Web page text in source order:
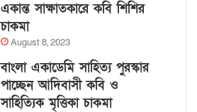
একান্ত সাক্ষাতকারে কবি শিশির
চাকমা
August 8, 2023
বাংলা একাডেমি সাহিত্য পুরস্কার
পাচ্ছেন আদিবাসী কবি ও
সাহিত্যিক মৃত্তিকা চাকমা